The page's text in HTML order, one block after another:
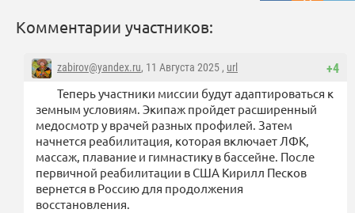
Комментарии участников:
+4
zabirov@yandex.ru, 11 Августа 2025 , url
Теперь участники миссии будут адаптироваться к
земным условиям. Экипаж пройдет расширенный
медосмотр у врачей разных профилей. Затем
начнется реабилитация, которая включает ЛФК,
массаж, плавание и гимнастику в бассейне. После
первичной реабилитации в США Кирилл Песков
вернется в Россию для продолжения
восстановления.